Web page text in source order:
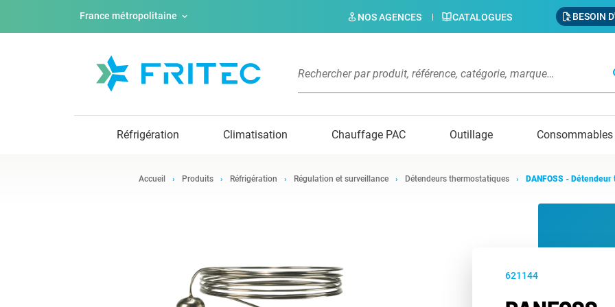
France métropolitaine NOS AGENCES CATALOGUES BESOIN
Réfrigération Climatisation Chauffage PAC Outillage Consommables
Accueil Produits Réfrigération Régulation et surveillance Détendeurs thermostatiques DANFOSS -
621144